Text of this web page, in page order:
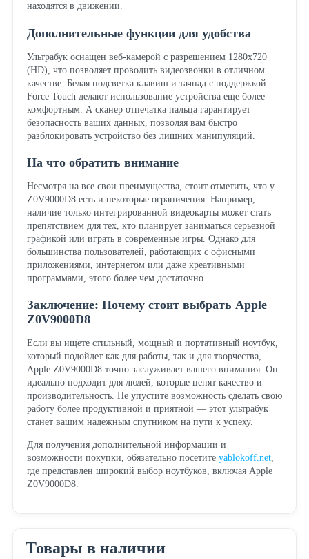
находятся в движении.
Дополнительные функции для удобства
Ультрабук оснащен веб-камерой с разрешением 1280x720
(HD), что позволяет проводить видеозвонки в отличном
качестве. Белая подсветка клавиш и тачпад с поддержкой
Force Touch делают использование устройства еще более
комфортным. А сканер отпечатка пальца гарантирует
безопасность ваших данных, позволяя вам быстро
разблокировать устройство без лишних манипуляций.
На что обратить внимание
Несмотря на все свои преимущества, стоит отметить, что у
Z0V9000D8 есть и некоторые ограничения. Например,
наличие только интегрированной видеокарты может стать
препятствием для тех, кто планирует заниматься серьезной
графикой или играть в современные игры. Однако для
большинства пользователей, работающих с офисными
приложениями, интернетом или даже креативными
программами, этого более чем достаточно.
Заключение: Почему стоит выбрать Apple
Z0V9000D8
Если вы ищете стильный, мощный и портативный ноутбук,
который подойдет как для работы, так и для творчества,
Apple Z0V9000D8 точно заслуживает вашего внимания. Он
идеально подходит для людей, которые ценят качество и
производительность. Не упустите возможность сделать свою
работу более продуктивной и приятной — этот ультрабук
станет вашим надежным спутником на пути к успеху.
Для получения дополнительной информации и
возможности покупки, обязательно посетите yablokoff.net,
где представлен широкий выбор ноутбуков, включая Apple
Z0V9000D8.
Товары в наличии